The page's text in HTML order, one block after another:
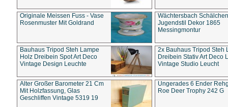
Originale Meissen Fuss - Vase
Rosenmuster Mit Goldrand
Wächtersbach Schälchen
Jugendstil Dekor 1865
Messingmontur
Bauhaus Tripod Steh Lampe
Holz Dreibein Spot Art Deco
Vintage Design Leuchte
2x Bauhaus Tripod Steh
Dreibein Stativ Art Deco
Vintage Studio Leucht
Alter Großer Barometer 21 Cm
Mit Holzfassung, Glas
Geschliffen Vintage 5319 19
Ungerades 6 Ender
Roe Deer Trophy 242 G